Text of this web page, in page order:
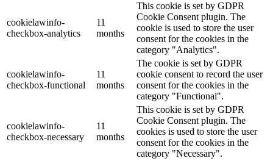
cookielawinfo-
checkbox-analytics
11
months
This cookie is set by GDPR
Cookie Consent plugin. The
cookie is used to store the user
consent for the cookies in the
category "Analytics".
cookielawinfo-
checkbox-functional
11
months
The cookie is set by GDPR
cookie consent to record the user
consent for the cookies in the
category "Functional".
cookielawinfo-
checkbox-necessary
11
months
This cookie is set by GDPR
Cookie Consent plugin. The
cookies is used to store the user
consent for the cookies in the
category "Necessary".